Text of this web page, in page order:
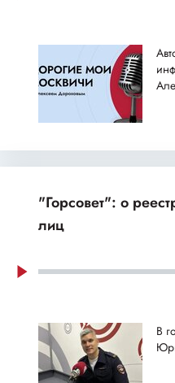
"Горсовет": о
лиц
В